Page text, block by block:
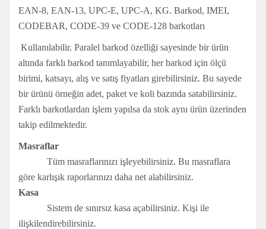
EAN-8, EAN-13, UPC-E, UPC-A, KG. Barkod, IMEI,
CODEBAR, CODE-39 ve CODE-128 barkotları
Kullanılabilir. Paralel barkod özelliği sayesinde bir ürün
altında farklı barkod tanımlayabilir, her barkod için ölçü
birimi, katsayı, alış ve satış fiyatları girebilirsiniz. Bu sayede
bir ürünü örneğin adet, paket ve koli bazında satabilirsiniz.
Farklı barkotlardan işlem yapılsa da stok aynı ürün üzerinden
takip edilmektedir.
Masraflar
Tüm masraflarınızı işleyebilirsiniz. Bu masraflara
göre karlışık raporlarınızı daha net alabilirsiniz.
Kasa
Sistem de sınırsız kasa açabilirsiniz. Kişi ile
ilişkilendirebilirsiniz.